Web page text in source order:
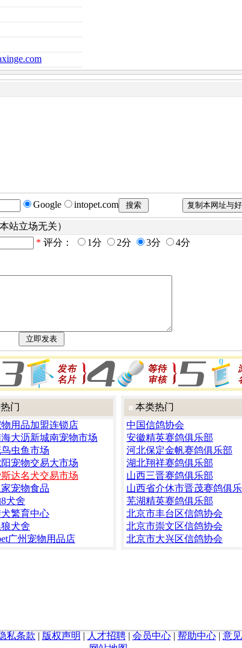
Google intopet.com
站立场无关）
* 评分： 1分 2分 3分
4分
门
用品加盟连锁店
大沥新城南宠物市场
虫鱼市场
宠物交易大市场
达名犬交易市场
宠物食品
犬舍
繁育中心
犬舍
广州宠物用品店
本类热门
中国信鸽协会
安徽精英赛鸽俱乐部
河北保定金帆赛鸽俱乐部
湖北翔祥赛鸽俱乐部
山西三晋赛鸽俱乐部
山西省介休市晋茂赛鸽俱
芜湖精英赛鸽俱乐部
北京市丰台区信鸽协会
北京市崇文区信鸽协会
北京市大兴区信鸽协会
私条款 | 版权声明 | 人才招聘| 会员中心| 帮助中心| 意